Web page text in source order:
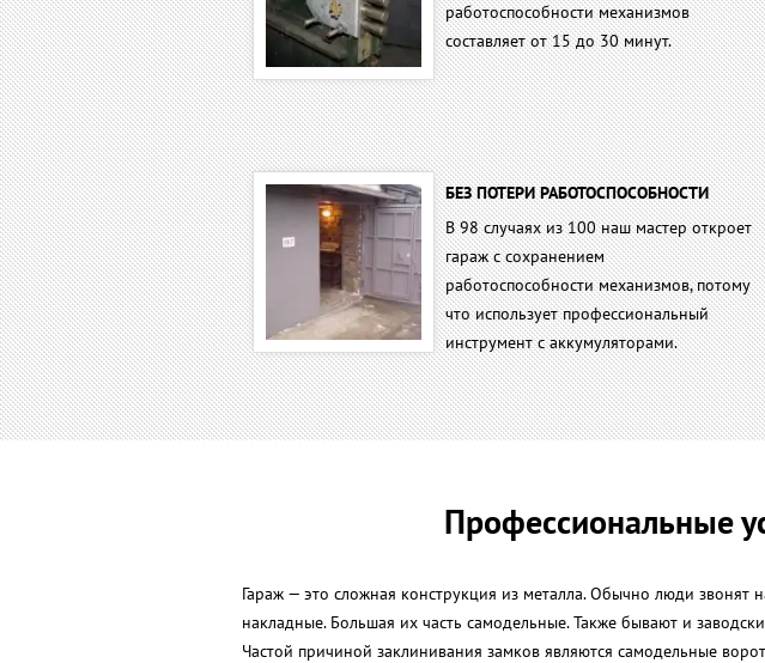
работоспособности механизмов
составляет от 15 до 30 минут.
БЕЗ ПОТЕРИ РАБОТОСПОСОБНОСТИ
В 98 случаях из 100 наш мастер откроет
гараж с сохранением
работоспособности механизмов, потому
что использует профессиональный
инструмент с аккумуляторами.
Профессиональные
Гараж — это сложная конструкция из металла. Обычно люди
накладные. Большая их часть самодельные. Также бывают и
Частой причиной заклинивания замков являются самодельные